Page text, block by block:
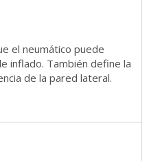
el neumático puede
inflado. También define la
de la pared lateral.